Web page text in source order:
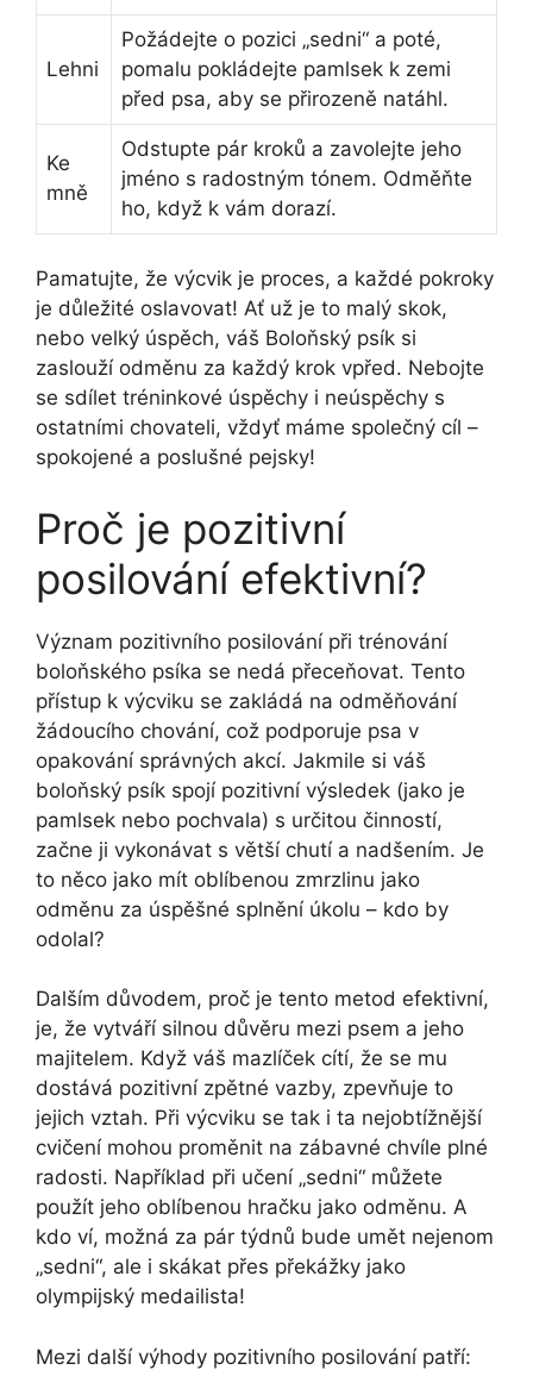
Lehni
Požádejte o pozici „sedni“ a poté,
pomalu pokládejte pamlsek k zemi
před psa, aby se přirozeně natáhl.
Ke
mně
Odstupte pár kroků a zavolejte jeho
jméno s radostným tónem. Odměňte
ho, když k vám dorazí.
Pamatujte, že výcvik je proces, a každé pokroky
je důležité oslavovat! Ať už je to malý skok,
nebo velký úspěch, váš Boloňský psík si
zaslouží odměnu za každý krok vpřed. Nebojte
se sdílet tréninkové úspěchy i neúspěchy s
ostatními chovateli, vždyť máme společný cíl –
spokojené a poslušné pejsky!
Proč je pozitivní
posilování efektivní?
Význam pozitivního posilování při trénování
boloňského psíka se nedá přeceňovat. Tento
přístup k výcviku se zakládá na odměňování
žádoucího chování, což podporuje psa v
opakování správných akcí. Jakmile si váš
boloňský psík spojí pozitivní výsledek (jako je
pamlsek nebo pochvala) s určitou činností,
začne ji vykonávat s větší chutí a nadšením. Je
to něco jako mít oblíbenou zmrzlinu jako
odměnu za úspěšné splnění úkolu – kdo by
odolal?
Dalším důvodem, proč je tento metod efektivní,
je, že vytváří silnou důvěru mezi psem a jeho
majitelem. Když váš mazlíček cítí, že se mu
dostává pozitivní zpětné vazby, zpevňuje to
jejich vztah. Při výcviku se tak i ta nejobtížnější
cvičení mohou proměnit na zábavné chvíle plné
radosti. Například při učení „sedni“ můžete
použít jeho oblíbenou hračku jako odměnu. A
kdo ví, možná za pár týdnů bude umět nejenom
„sedni“, ale i skákat přes překážky jako
olympijský medailista!
Mezi další výhody pozitivního posilování patří: